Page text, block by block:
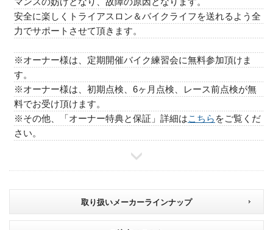
安全に楽しくトライアスロン＆バイクライフを送れるよう全
力でサポートさせて頂きます。
※オーナー様は、定期開催バイク練習会に無料参加頂けま
す。
※オーナー様は、初期点検、6ヶ月点検、レース前点検が無
料でお受け頂けます。
※その他、「オーナー特典と保証」詳細はこちら をご覧くだ
さい。
取り扱いメーカーラインナップ